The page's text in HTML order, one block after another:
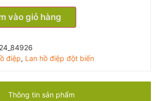
vào giỏ hàng
điệp, Lan hồ điệp đột biến
Thông tin sản phẩm